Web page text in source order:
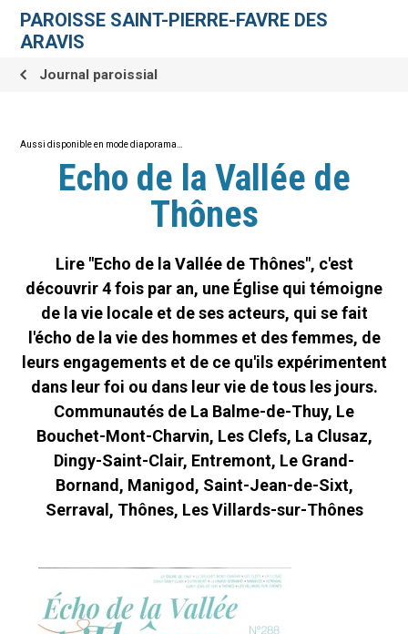
contenu.
navigation
personnelsPAROISSE SAINT-PIERRE-FAVRE DES
ARAVIS
Journal paroissial
Echo de la Vallée de
Thônes
Lire "Echo de la Vallée de Thônes", c'est
découvrir 4 fois par an, une Église qui témoigne
de la vie locale et de ses acteurs, qui se fait
l'écho de la vie des hommes et des femmes, de
leurs engagements et de ce qu'ils expérimentent
dans leur foi ou dans leur vie de tous les jours.
Communautés de La Balme-de-Thuy, Le
Bouchet-Mont-Charvin, Les Clefs, La Clusaz,
Dingy-Saint-Clair, Entremont, Le Grand-
Bornand, Manigod, Saint-Jean-de-Sixt,
Serraval, Thônes, Les Villards-sur-Thônes
Aussi disponible en mode diaporama…